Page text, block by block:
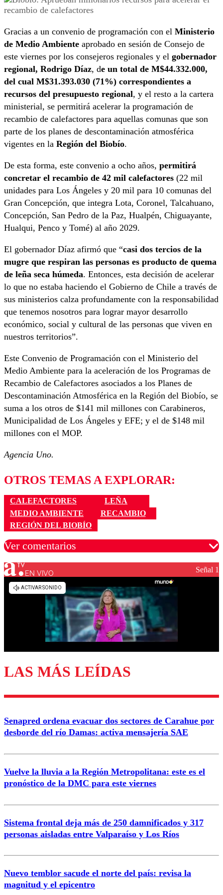
Gracias a un convenio de programación con el Ministerio
de Medio Ambiente aprobado en sesión de Consejo de
este viernes por los consejeros regionales y el gobernador
regional, Rodrigo Díaz, de un total de M$44.332.000,
del cual M$31.393.030 (71%) correspondientes a
recursos del presupuesto regional, y el resto a la cartera
ministerial, se permitirá acelerar la programación de
recambio de calefactores para aquellas comunas que son
parte de los planes de descontaminación atmosférica
vigentes en la Región del Biobío.
De esta forma, este convenio a ocho años, permitirá
concretar el recambio de 42 mil calefactores (22 mil
unidades para Los Ángeles y 20 mil para 10 comunas del
Gran Concepción, que integra Lota, Coronel, Talcahuano,
Concepción, San Pedro de la Paz, Hualpén, Chiguayante,
Hualqui, Penco y Tomé) al año 2029.
El gobernador Díaz afirmó que “casi dos tercios de la
mugre que respiran las personas es producto de quema
de leña seca húmeda. Entonces, esta decisión de acelerar
lo que no estaba haciendo el Gobierno de Chile a través de
sus ministerios calza profundamente con la responsabilidad
que tenemos nosotros para lograr mayor desarrollo
económico, social y cultural de las personas que viven en
nuestros territorios”.
Este Convenio de Programación con el Ministerio del
Medio Ambiente para la aceleración de los Programas de
Recambio de Calefactores asociados a los Planes de
Descontaminación Atmosférica en la Región del Biobío, se
suma a los otros de $141 mil millones con Carabineros,
Municipalidad de Los Ángeles y EFE; y el de $148 mil
millones con el MOP.
Agencia Uno.
OTROS TEMAS A EXPLORAR:
CALEFACTORES
LEÑA
MEDIO AMBIENTE
RECAMBIO
REGIÓN DEL BIOBÍO
Ver comentarios
Los comentarios son moderados para garantizar un
diálogo respetuoso.
Enviar comentario
EN VIVO Señal 1
LAS MÁS LEÍDAS
Senapred ordena evacuar dos sectores de Carahue por
desborde del río Damas: activa mensajería SAE
Vuelve la lluvia a la Región Metropolitana: este es el
pronóstico de la DMC para este viernes
Sistema frontal deja más de 250 damnificados y 317
personas aisladas entre Valparaíso y Los Ríos
Nuevo temblor sacude el norte del país: revisa la
magnitud y el epicentro